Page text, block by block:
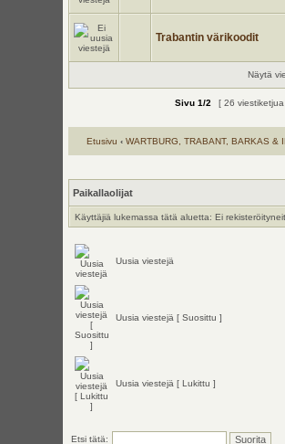
Trabantin värikoodit
Näytä
Sivu 1/2 [ 26 viestiketjua
Etusivu ‹ WARTBURG, TRABANT, BARKAS &
Paikallaolijat
Käyttäjiä lukemassa tätä aluetta: Ei
Uusia viestejä
Uusia viestejä [ Suosittu ]
Uusia viestejä [ Lukittu ]
Etsi tätä: